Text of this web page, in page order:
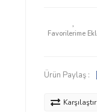
Ürün Paylaş :
Karşılaştır